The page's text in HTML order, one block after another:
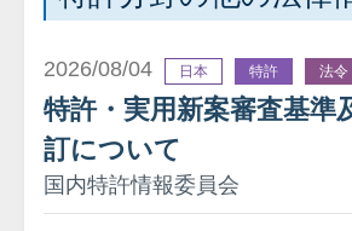
2026/08/04 日本 特許 法令
特許・実用新案審査基
訂について
国内特許情報委員会